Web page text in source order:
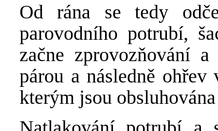
Od rána se tedy
parovodního potrubí,
začne zprovozňování
párou a následně
kterým jsou